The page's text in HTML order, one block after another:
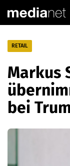
RETAIL
Markus
bei